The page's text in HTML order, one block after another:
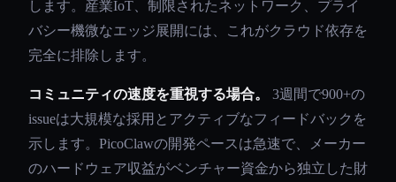
します。産業IoT、制限されたネットワーク、プライ
バシー機微なエッジ展開には、これがクラウド依存を
完全に排除します。
コミュニティの速度を重視する場合。
3週間で900+の
issueは大規模な採用とアクティブなフィードバックを
示します。PicoClawの開発ペースは急速で、メーカー
のハードウェア収益がベンチャー資金から独立した財